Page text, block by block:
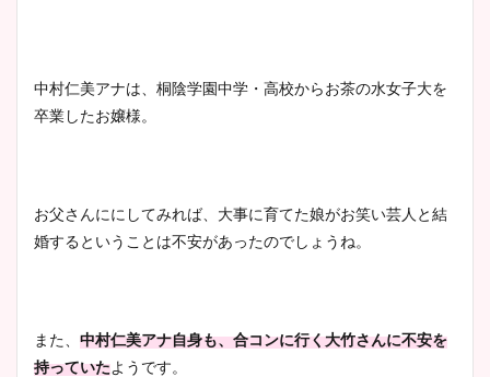
中村仁美アナは、桐陰学園中学・高校からお茶の水女子大を
卒業したお嬢様。
お父さんににしてみれば、大事に育てた娘がお笑い芸人と結
婚するということは不安があったのでしょうね。
また、 中村仁美アナ自身も、合コンに行く大竹さんに不安を
持っていたようです。